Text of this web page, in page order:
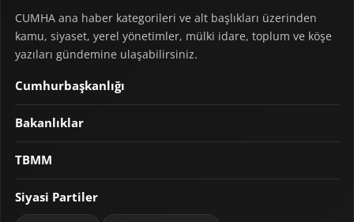
CUMHA ana haber kategorileri ve alt başlıkları üzerinden
kamu, siyaset, yerel yönetimler, mülki idare, toplum ve köşe
yazıları gündemine ulaşabilirsiniz.
Cumhurbaşkanlığı
Bakanlıklar
TBMM
Siyasi Partiler